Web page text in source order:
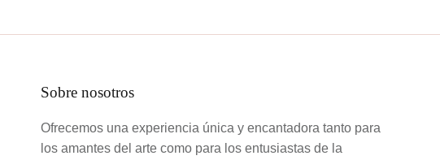
Sobre nosotros
Ofrecemos una experiencia única y encantadora tanto para
los amantes del arte como para los entusiastas de la